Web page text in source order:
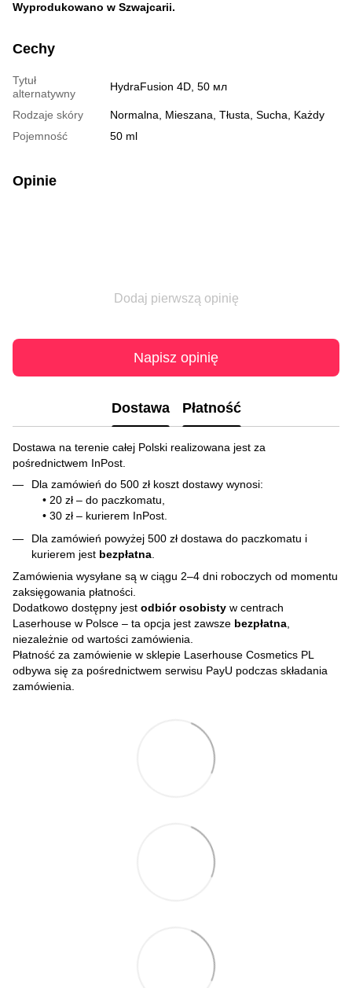
Wyprodukowano w Szwajcarii.
Cechy
Tytuł
alternatywny
HydraFusion 4D, 50 мл
Rodzaje skóry
Normalna, Mieszana, Tłusta, Sucha, Każdy
Pojemność
50 ml
Opinie
Dodaj pierwszą opinię
Napisz opinię
Dostawa Płatność
Dostawa na terenie całej Polski realizowana jest za
pośrednictwem InPost.
Dla zamówień do 500 zł koszt dostawy wynosi:
• 20 zł – do paczkomatu,
• 30 zł – kurierem InPost.
Dla zamówień powyżej 500 zł dostawa do paczkomatu i
kurierem jest bezpłatna
Zamówienia wysyłane są w ciągu 2–4 dni roboczych od momentu
zaksięgowania płatności.
Dodatkowo dostępny jest odbiór osobisty w centrach
Laserhouse w Polsce – ta opcja jest zawsze bezpłatna
niezależnie od wartości zamówienia.
Płatność za zamówienie w sklepie Laserhouse Cosmetics PL
odbywa się za pośrednictwem serwisu PayU podczas składania
zamówienia.